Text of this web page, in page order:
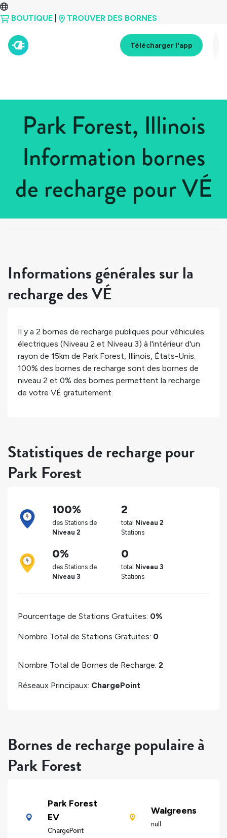
BOUTIQUE TROUVER DES BORNES
Télécharger l'app
Park Forest, Illinois
Information bornes
de recharge pour VÉ
États-Unis > Illinois
Informations générales sur la
recharge des VÉ
Il y a 2 bornes de recharge publiques pour véhicules
électriques (Niveau 2 et Niveau 3) à l'intérieur d'un
rayon de 15km de Park Forest, Illinois, États-Unis.
100% des bornes de recharge sont des bornes de
niveau 2 et 0% des bornes permettent la recharge
de votre VÉ gratuitement.
Statistiques de recharge pour
Park Forest
100%
des Stations de
Niveau 2
2
total Niveau 2
Stations
0%
des Stations de
Niveau 3
0
total Niveau 3
Stations
Pourcentage de Stations Gratuites: 0%
Nombre Total de Stations Gratuites: 0
Nombre Total de Bornes de Recharge: 2
Réseaux Principaux: ChargePoint
Bornes de recharge populaire à
Park Forest
Park Forest
EV
ChargePoint
Walgreens
null